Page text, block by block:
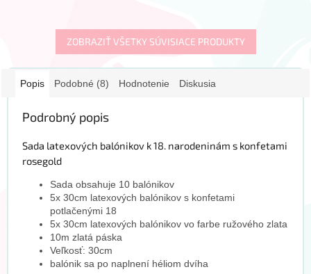
ZOBRAZIŤ VŠETKY SÚVISIACE PRODUKTY
Popis Podobné (8) Hodnotenie Diskusia
Podrobný popis
Sada latexových balónikov k 18. narodeninám s konfetami
rosegold
Sada obsahuje 10 balónikov
5x 30cm latexových balónikov s konfetami
potlačenými 18
5x 30cm latexových balónikov vo farbe ružového zlata
10m zlatá páska
Veľkosť: 30cm
balónik sa po naplnení héliom dvíha